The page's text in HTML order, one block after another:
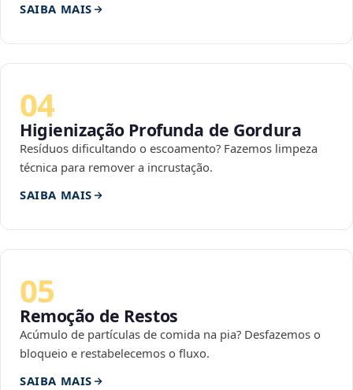
SAIBA MAIS
04
Higienização Profunda de Gordura
Resíduos dificultando o escoamento? Fazemos limpeza
técnica para remover a incrustação.
SAIBA MAIS
05
Remoção de Restos
Acúmulo de partículas de comida na pia? Desfazemos o
bloqueio e restabelecemos o fluxo.
SAIBA MAIS